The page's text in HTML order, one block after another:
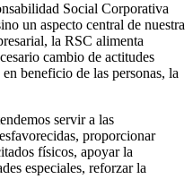
Social Corporativa
un aspecto central de nuestra
la RSC alimenta
cambio de actitudes
beneficio de las personas, la
servir a las
proporcionar
físicos, apoyar la
especiales, reforzar la